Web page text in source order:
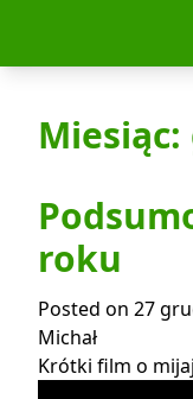
Miesiąc:
roku
Posted on 27
Michał
Krótki film o